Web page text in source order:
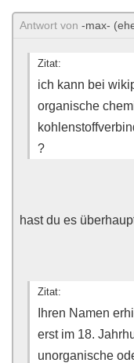
Antwort von -max-
Zitat:
ich kann bei
organische
?
hast du es
Zitat:
Ihren Namen
erst im 18.
unorganische